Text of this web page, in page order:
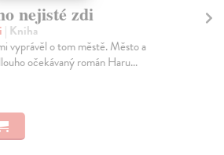
nejisté zdi
| Kniha
vyprávěl o tom městě. Město a
očekávaný román Haru...